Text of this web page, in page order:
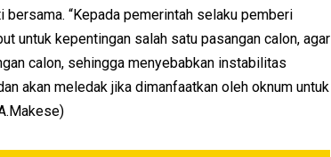
“Kepada pemerintah selaku pemberi
untuk kepentingan salah satu pasangan calon, agar
calon, sehingga menyebabkan instabilitas
akan meledak jika dimanfaatkan oleh oknum untuk